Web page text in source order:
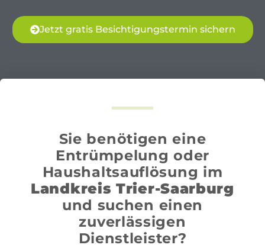
Jetzt gratis Besichtigungstermin sichern
Sie benötigen eine
Entrümpelung oder
Haushaltsauflösung im
Landkreis Trier-Saarburg
und suchen einen
zuverlässigen
Dienstleister?